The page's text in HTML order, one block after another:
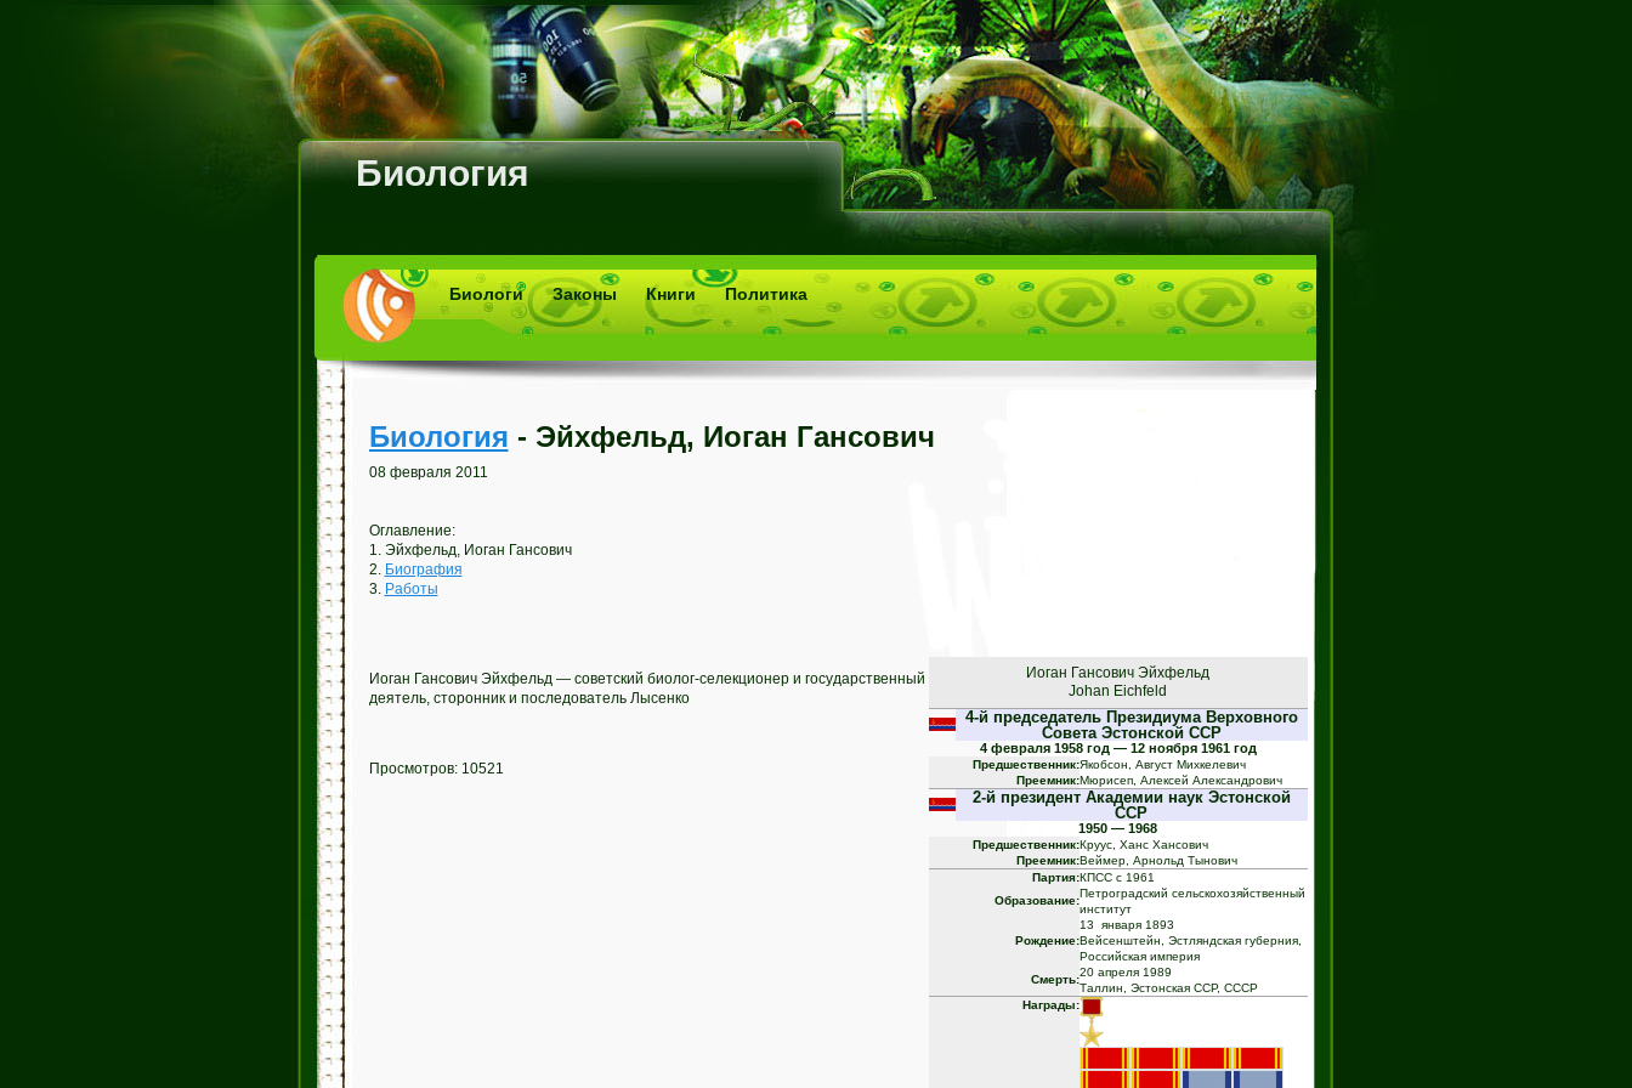
Биология
Биологи Законы Книги Политика
Биология - Эйхфельд, Иоган Гансович
08 февраля 2011
Оглавление:
1. Эйхфельд, Иоган Гансович
2. Биография
3. Работы
Иоган Гансович Эйхфельд
Johan Eichfeld
4-й председатель Президиума Верховного
Совета Эстонской ССР
4 февраля 1958 год — 12 ноября 1961 год
Предшественник:Якобсон, Август Михкелевич
Преемник:Мюрисеп, Алексей Александрович
2-й президент Академии наук Эстонской
ССР
1950 — 1968
Предшественник:Круус, Ханс Хансович
Преемник:Веймер, Арнольд Тынович
Партия:КПСС с 1961
Образование:
Петроградский сельскохозяйственный
институт
Рождение:
13 января 1893
Вейсенштейн, Эстляндская губерния,
Российская империя
Смерть:
20 апреля 1989
Таллин, Эстонская ССР, СССР
Награды:
Иоган Гансович Эйхфельд — советский биолог-селекционер и государственный
деятель, сторонник и последователь Лысенко
Просмотров: 10521